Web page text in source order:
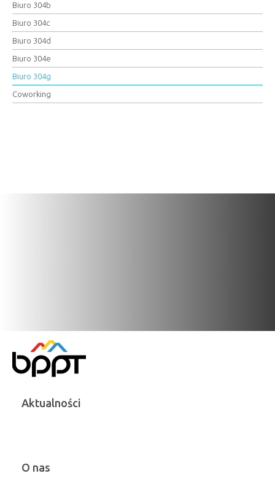
Biuro 304b
Biuro 304c
Biuro 304d
Biuro 304e
Biuro 304g
Coworking
Aktualności
O nas